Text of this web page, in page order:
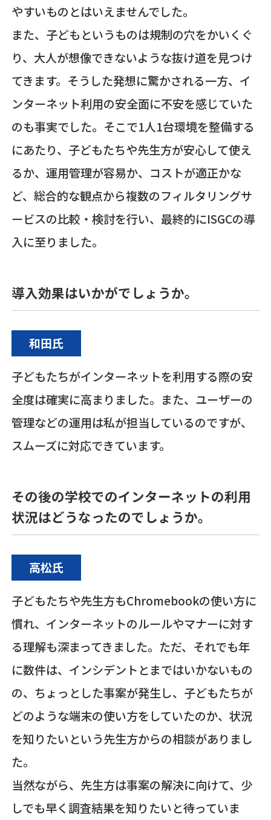
やすいものとはいえませんでした。
また、子どもというものは規制の穴をかいくぐ
り、大人が想像できないような抜け道を見つけ
てきます。そうした発想に驚かされる一方、イ
ンターネット利用の安全面に不安を感じていた
のも事実でした。そこで1人1台環境を整備する
にあたり、子どもたちや先生方が安心して使え
るか、運用管理が容易か、コストが適正かな
ど、総合的な観点から複数のフィルタリングサ
ービスの比較・検討を行い、最終的にISGCの導
入に至りました。
導入効果はいかがでしょうか。
和田氏
子どもたちがインターネットを利用する際の安
全度は確実に高まりました。また、ユーザーの
管理などの運用は私が担当しているのですが、
スムーズに対応できています。
その後の学校でのインターネットの利用
状況はどうなったのでしょうか。
高松氏
子どもたちや先生方もChromebookの使い方に
慣れ、インターネットのルールやマナーに対す
る理解も深まってきました。ただ、それでも年
に数件は、インシデントとまではいかないもの
の、ちょっとした事案が発生し、子どもたちが
どのような端末の使い方をしていたのか、状況
を知りたいという先生方からの相談がありまし
た。
当然ながら、先生方は事案の解決に向けて、少
しでも早く調査結果を知りたいと待っていま